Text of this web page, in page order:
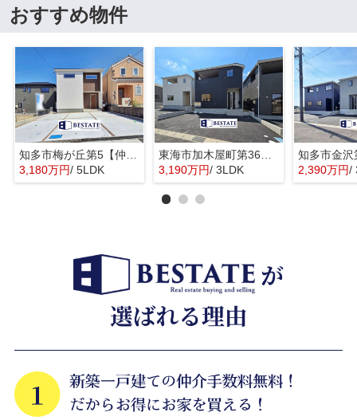
おすすめ物件
3,180万円/ 5LDK
3,190万円/ 3LDK 2,390万円/